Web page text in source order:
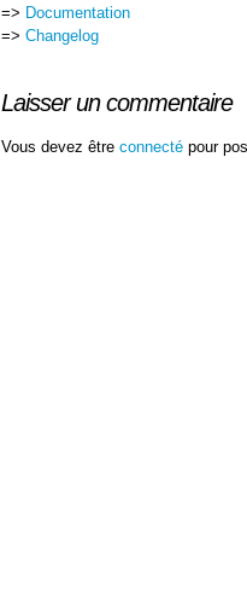
=> Documentation
=> Changelog
Laisser un commentaire
Vous devez être connecté pour